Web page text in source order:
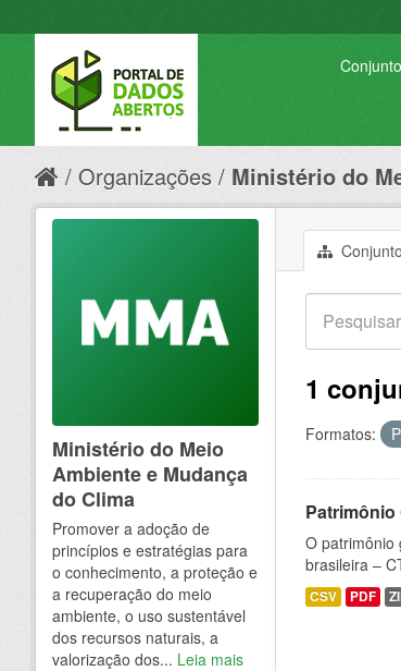
Organizações Ministério do
1
Formatos:
Patrimônio
O patrimônio
brasileira –
CSV PDF
Ministério do Meio
Ambiente e Mudança
do Clima
Promover a adoção de
princípios e estratégias para
o conhecimento, a proteção e
a recuperação do meio
ambiente, o uso sustentável
dos recursos naturais, a
valorização dos... Leia mais